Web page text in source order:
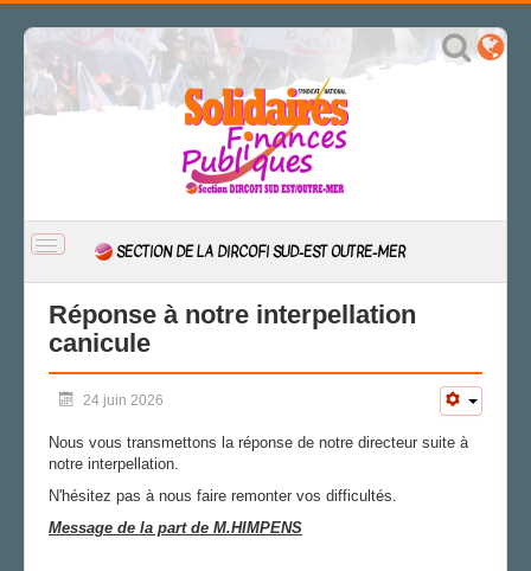
BASCULER
NAVIGATION
SECTION DE LA DIRCOFI SUD-EST OUTRE-MER
ACTUALITÉ
CSAL
CAP/Recours
Action sociale
Archives
LA SECTION
Réponse à notre interpellation
canicule
24 juin 2026
Nous vous transmettons la réponse de notre directeur suite à
notre interpellation.
N'hésitez pas à nous faire remonter vos difficultés.
Message de la part de M.HIMPENS